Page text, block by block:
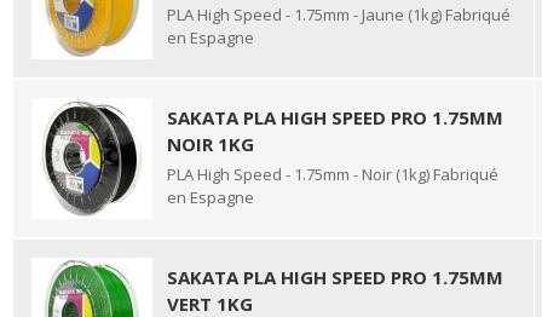
PLA High Speed - 1.75mm - Jaune (1kg) Fabriqué
en Espagne
SAKATA PLA HIGH SPEED PRO 1.75MM
NOIR 1KG
PLA High Speed - 1.75mm - Noir (1kg) Fabriqué
en Espagne
SAKATA PLA HIGH SPEED PRO 1.75MM
VERT 1KG